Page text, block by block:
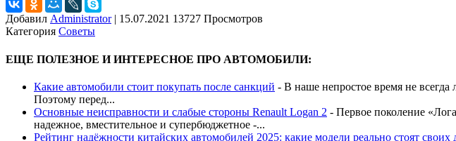
Добавил Administrator | 15.07.2021 13727 Просмотров
Категория Советы
ЕЩЕ ПОЛЕЗНОЕ И ИНТЕРЕСНОЕ ПРО АВТОМОБИЛИ:
Какие автомобили стоит покупать после санкций - В наше непростое время не
Поэтому перед...
Основные неисправности и слабые стороны Renault Logan 2 - Первое поколение
надежное, вместительное и супербюджетное -...
Рейтинг надёжности китайских автомобилей 2025: какие модели реально стоят своих